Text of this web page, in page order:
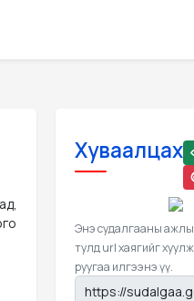
Хуваалцах
Энэ судалгааны
тулд url хаягийг
руугаа илгээнэ үү.